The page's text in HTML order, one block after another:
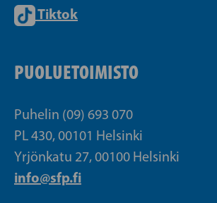
Tiktok
PUOLUETOIMISTO
Puhelin (09) 693 070
PL 430, 00101 Helsinki
Yrjönkatu 27, 00100 Helsinki
info@sfp.fi